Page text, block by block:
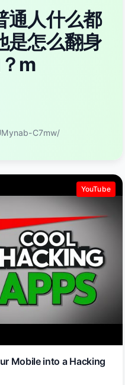
通人什么都
是怎么翻身
m
C7mw/
YouTube
Mobile into a Hacking